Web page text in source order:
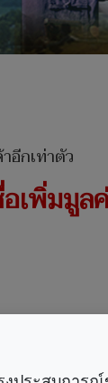
เพิ่มมูล
FTA‘ไทย-